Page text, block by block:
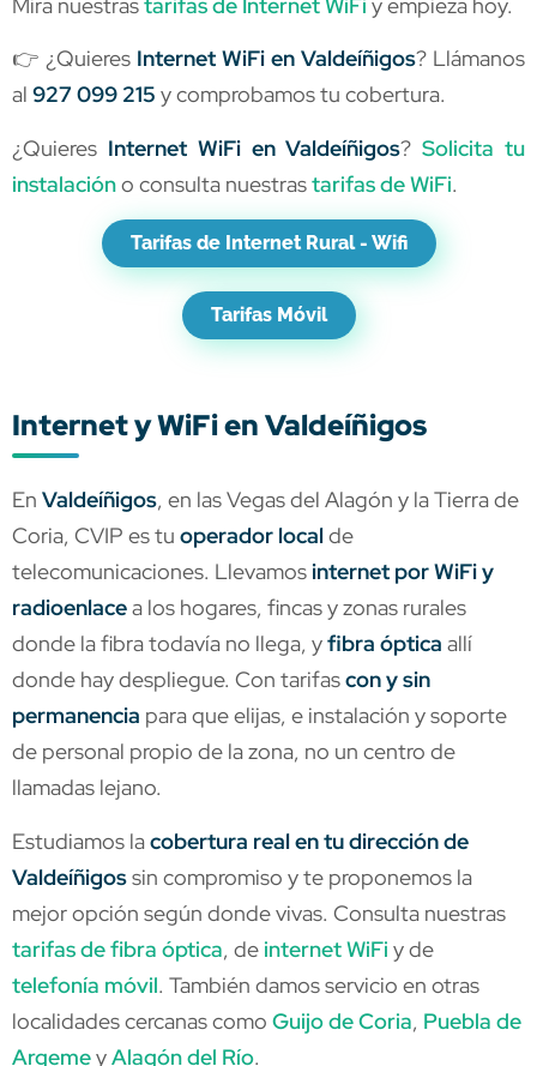
👉 ¿Quieres Internet WiFi en Valdeíñigos? Llámanos
al 927 099 215 y comprobamos tu cobertura.
¿Quieres Internet WiFi en Valdeíñigos?Solicita tu
instalacióno consulta nuestrastarifas de WiFi.
Tarifas de Internet Rural - Wifi
Tarifas Móvil
Internet y WiFi en Valdeíñigos
En Valdeíñigos, en las Vegas del Alagón y la Tierra de
Coria, CVIP es tu operador localde
telecomunicaciones. Llevamos internet por WiFi y
radioenlacea los hogares, fincas y zonas rurales
donde la fibra todavía no llega, yfibra óptica allí
donde hay despliegue. Con tarifascon y sin
permanencia para que elijas, e instalación y soporte
de personal propio de la zona, no un centro de
llamadas lejano.
Estudiamos lacobertura real en tu dirección de
Valdeíñigossin compromiso y te proponemos la
mejor opción según donde vivas. Consulta nuestras
tarifas de fibra óptica, de internet WiFi y de
telefonía móvil. También damos servicio en otras
localidades cercanas como Guijo de Coria, Puebla de
ArgemeyAlagón del Río.